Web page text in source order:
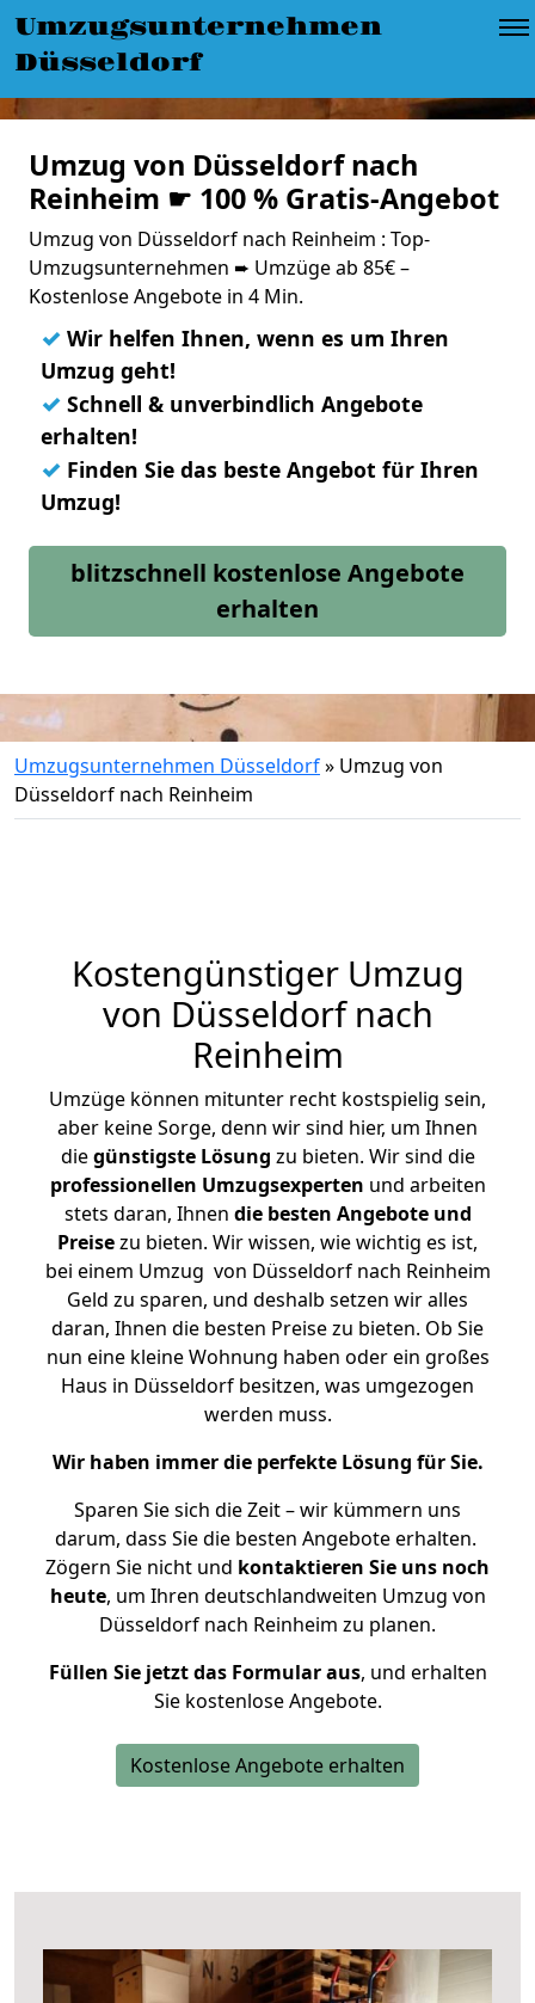
Umzugsunternehmen
Düsseldorf
Umzug von Düsseldorf nach
Reinheim ☛ 100 % Gratis-Angebot
Umzug von Düsseldorf nach Reinheim : Top-
Umzugsunternehmen ➨ Umzüge ab 85€ –
Kostenlose Angebote in 4 Min.
✓ Wir helfen Ihnen, wenn es um Ihren
Umzug geht!
✓ Schnell & unverbindlich Angebote
erhalten!
✓ Finden Sie das beste Angebot für Ihren
Umzug!
blitzschnell kostenlose Angebote
erhalten
Umzugsunternehmen Düsseldorf» Umzug von
Düsseldorf nach Reinheim
Kostengünstiger Umzug
von Düsseldorf nach
Reinheim
Umzüge können mitunter recht kostspielig sein,
aber keine Sorge, denn wir sind hier, um Ihnen
diegünstigste Lösung zu bieten. Wir sind die
professionellen Umzugsexperten und arbeiten
stets daran, Ihnen die besten Angebote und
Preisezu bieten. Wir wissen, wie wichtig es ist,
bei einem Umzug von Düsseldorf nach Reinheim
Geld zu sparen, und deshalb setzen wir alles
daran, Ihnen die besten Preise zu bieten. Ob Sie
nun eine kleine Wohnung haben oder ein großes
Haus in Düsseldorf besitzen, was umgezogen
werden muss.
Wir haben immer die perfekte Lösung für Sie.
Sparen Sie sich die Zeit – wir kümmern uns
darum, dass Sie die besten Angebote erhalten.
Zögern Sie nicht und kontaktieren Sie uns noch
heute, um Ihren deutschlandweiten Umzug von
Düsseldorf nach Reinheim zu planen.
Füllen Sie jetzt das Formular aus, und erhalten
Sie kostenlose Angebote.
Kostenlose Angebote erhalten